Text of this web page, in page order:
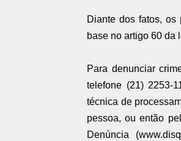
Diante dos fatos, os
base no artigo 60 da
Para denunciar
telefone (21) 2253-
técnica de
pessoa, ou então
Denúncia